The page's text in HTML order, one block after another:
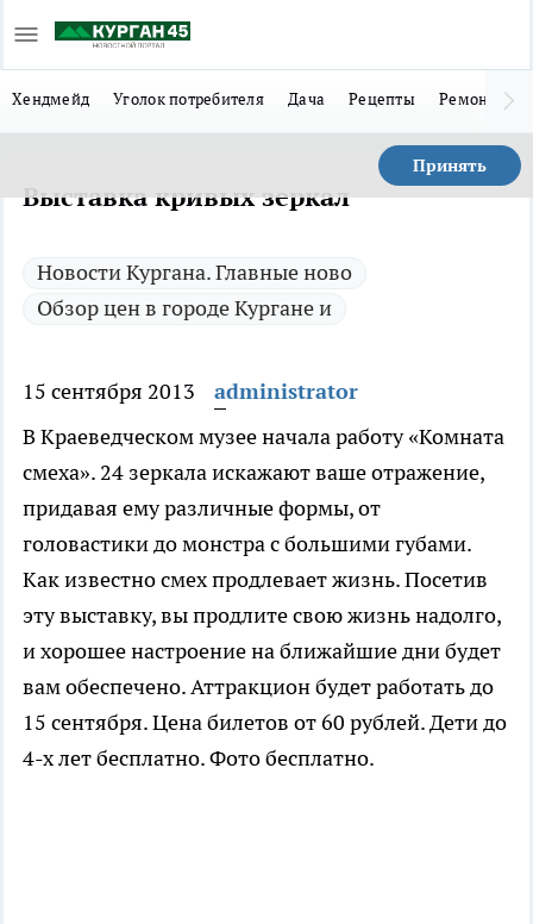
Хендмейд Уголок потребителя Дача Рецепты Ремонт
Принять
Выставка кривых зеркал
Новости Кургана. Главные ново
Обзор цен в городе Кургане и
15 сентября 2013
administrator
В Краеведческом музее начала работу «Комната
смеха». 24 зеркала искажают ваше отражение,
придавая ему различные формы, от
головастики до монстра с большими губами.
Как известно смех продлевает жизнь. Посетив
эту выставку, вы продлите свою жизнь надолго,
и хорошее настроение на ближайшие дни будет
вам обеспечено. Аттракцион будет работать до
15 сентября. Цена билетов от 60 рублей. Дети до
4-х лет бесплатно. Фото бесплатно.